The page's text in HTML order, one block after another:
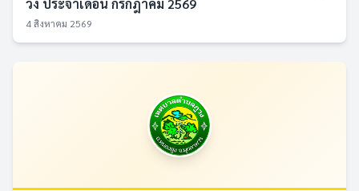
วง ประจำเดือน กรกฎาคม 2569
4 สิงหาคม 2569